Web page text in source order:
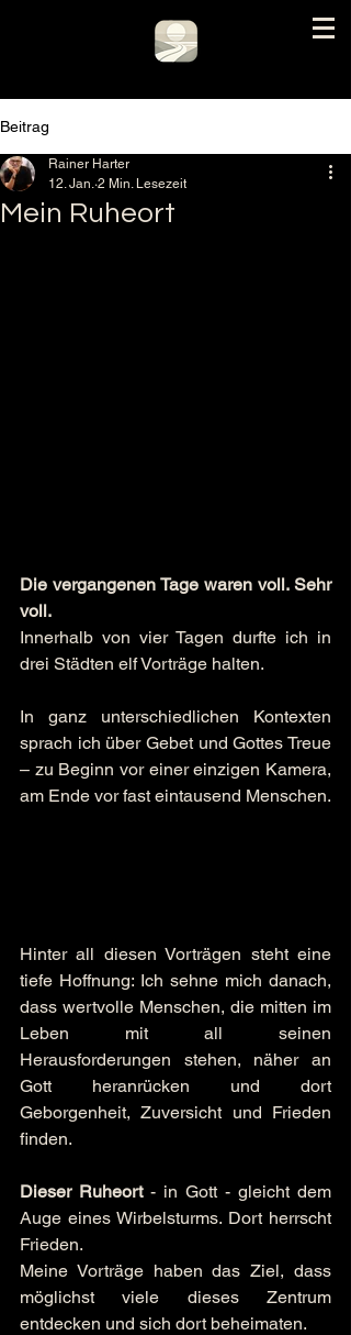
Beitrag
Mein Ruheort
Rainer Harter
12. Jan. 2 Min. Lesezeit
Die vergangenen Tage waren voll. Sehr
voll.
Innerhalb von vier Tagen durfte ich in
drei Städten elf Vorträge halten.
In ganz unterschiedlichen Kontexten
sprach ich über Gebet und Gottes Treue
– zu Beginn vor einer einzigen Kamera,
am Ende vor fast eintausend Menschen.
Hinter all diesen Vorträgen steht eine
tiefe Hoffnung: Ich sehne mich danach,
dass wertvolle Menschen, die mitten im
Leben mit all seinen
Herausforderungen stehen, näher an
Gott heranrücken und dort
Geborgenheit, Zuversicht und Frieden
finden.
Dieser Ruheort - in Gott - gleicht dem
Auge eines Wirbelsturms. Dort herrscht
Frieden.
Meine Vorträge haben das Ziel, dass
möglichst viele dieses Zentrum
entdecken und sich dort beheimaten.